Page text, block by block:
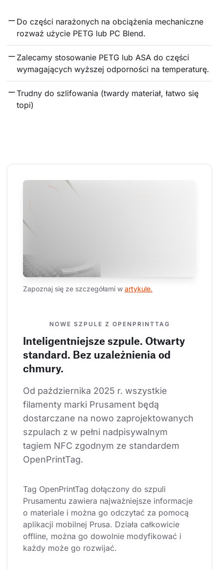
Do części narażonych na obciążenia mechaniczne
rozważ użycie PETG lub PC Blend.
Zalecamy stosowanie PETG lub ASA do części
wymagających wyższej odporności na temperaturę.
Trudny do szlifowania (twardy materiał, łatwo się
topi)
Zapoznaj się ze szczegółami w artykule.
NOWE SZPULE Z OPENPRINTTAG
Inteligentniejsze szpule. Otwarty
standard. Bez uzależnienia od
chmury.
Od października 2025 r. wszystkie
filamenty marki Prusament będą
dostarczane na nowo zaprojektowanych
szpulach z w pełni nadpisywalnym
tagiem NFC zgodnym ze standardem
OpenPrintTag.
Tag OpenPrintTag dołączony do szpuli
Prusamentu zawiera najważniejsze informacje
o materiale i można go odczytać za pomocą
aplikacji mobilnej Prusa. Działa całkowicie
offline, można go dowolnie modyfikować i
każdy może go rozwijać.